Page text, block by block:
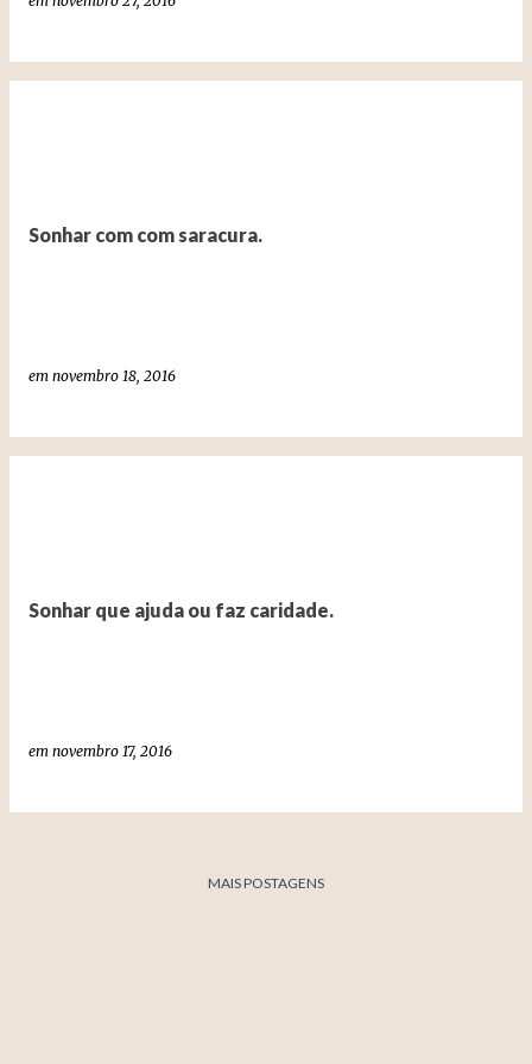
Sonhar com com saracura.
em novembro 18, 2016
Sonhar que ajuda ou faz caridade.
em novembro 17, 2016
MAIS POSTAGENS